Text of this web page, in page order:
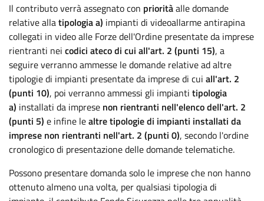
Il contributo verrà assegnato con prioritàalle domande
relative allatipologia a) impianti di videoallarme antirapina
collegati in video alle Forze dell'Ordine presentate da imprese
rientranti nei codici ateco di cui all'art. 2 (punti 15), a
seguire verranno ammesse le domande relative ad altre
tipologie di impianti presentate da imprese di cui all'art. 2
(punti 10), poi verranno ammessi gli impianti tipologia
a) installati da imprese non rientranti nell'elenco dell'art. 2
(punti 5) e infine lealtre tipologie di impianti installati da
imprese non rientranti nell'art. 2 (punti 0), secondo l'ordine
cronologico di presentazione delle domande telematiche.
Possono presentare domanda solo le imprese che non hanno
ottenuto almeno una volta, per qualsiasi tipologia di